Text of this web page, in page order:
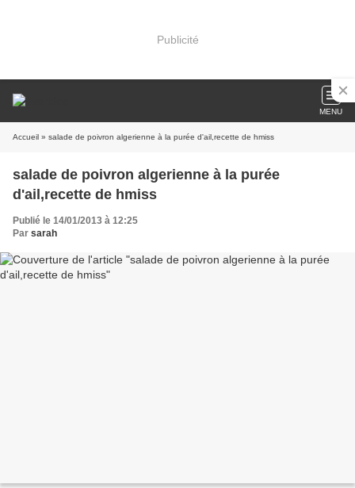
Publicité
MENU
Accueil » salade de poivron algerienne à la purée d'ail,recette de hmiss
salade de poivron algerienne à la purée
d'ail,recette de hmiss
Publié le 14/01/2013 à 12:25
Par sarah